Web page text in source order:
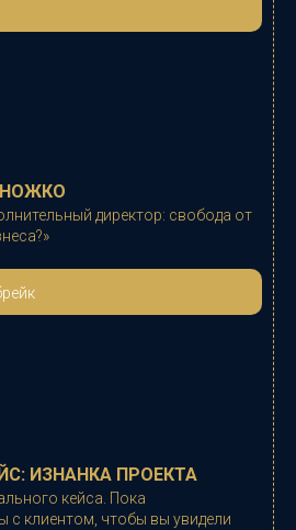
директор: свобода от
»
ИЗНАНКА ПРОЕКТА
кейса. Пока
с клиентом, чтобы вы увидели